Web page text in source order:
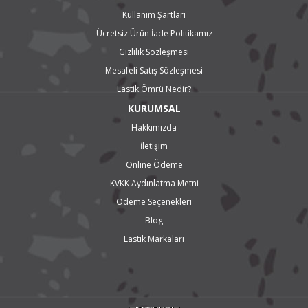
Kullanım Şartları
Ücretsiz Ürün İade Politikamız
Gizlilik Sözleşmesi
Mesafeli Satış Sözleşmesi
Lastik Ömrü Nedir?
KURUMSAL
Hakkımızda
İletişim
Online Ödeme
KVKK Aydınlatma Metni
Ödeme Seçenekleri
Blog
Lastik Markaları